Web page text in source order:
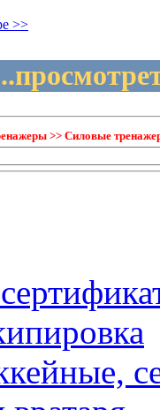
>>
>> Силовые